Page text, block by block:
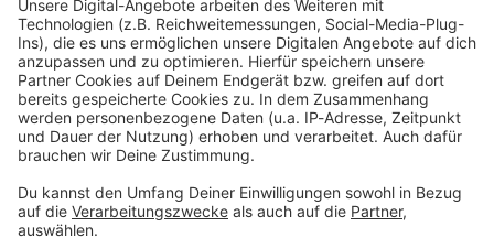
Studio Hotline
Kontaktformular
Sprachnachricht
© dpa-infocom, dpa:260614-930-221515/1